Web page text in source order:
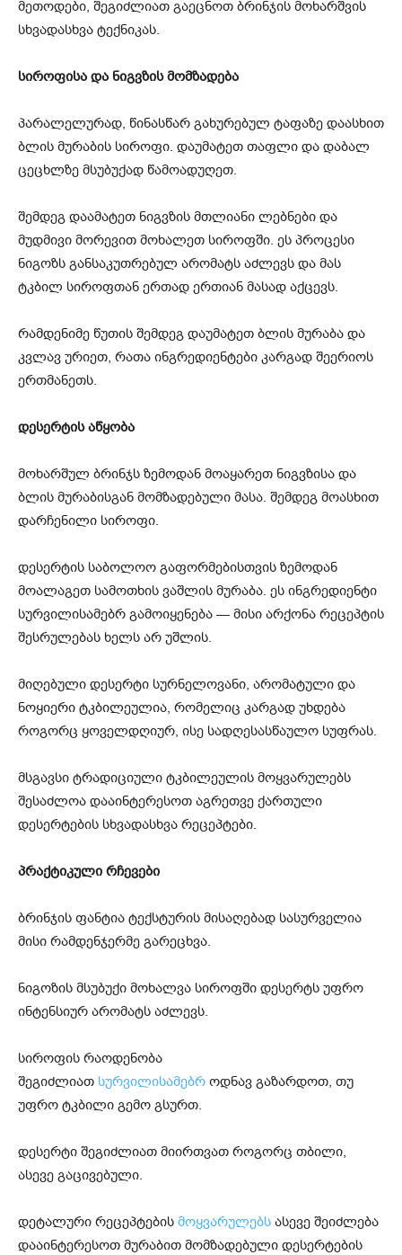
მეთოდები, შეგიძლიათ გაეცნოთ ბრინჯის მოხარშვის
სხვადასხვა ტექნიკას.
სიროფისა და ნიგვზის მომზადება
პარალელურად, წინასწარ გახურებულ ტაფაზე დაასხით
ბლის მურაბის სიროფი. დაუმატეთ თაფლი და დაბალ
ცეცხლზე მსუბუქად წამოადუღეთ.
შემდეგ დაამატეთ ნიგვზის მთლიანი ლებნები და
მუდმივი მორევით მოხალეთ სიროფში. ეს პროცესი
ნიგოზს განსაკუთრებულ არომატს აძლევს და მას
ტკბილ სიროფთან ერთად ერთიან მასად აქცევს.
რამდენიმე წუთის შემდეგ დაუმატეთ ბლის მურაბა და
კვლავ ურიეთ, რათა ინგრედიენტები კარგად შეერიოს
ერთმანეთს.
დესერტის აწყობა
მოხარშულ ბრინჯს ზემოდან მოაყარეთ ნიგვზისა და
ბლის მურაბისგან მომზადებული მასა. შემდეგ მოასხით
დარჩენილი სიროფი.
დესერტის საბოლოო გაფორმებისთვის ზემოდან
მოალაგეთ სამოთხის ვაშლის მურაბა. ეს ინგრედიენტი
სურვილისამებრ გამოიყენება — მისი არქონა რეცეპტის
შესრულებას ხელს არ უშლის.
მიღებული დესერტი სურნელოვანი, არომატული და
ნოყიერი ტკბილეულია, რომელიც კარგად უხდება
როგორც ყოველდღიურ, ისე სადღესასწაულო სუფრას.
მსგავსი ტრადიციული ტკბილეულის მოყვარულებს
შესაძლოა დააინტერესოთ აგრეთვე ქართული
დესერტების სხვადასხვა რეცეპტები.
პრაქტიკული რჩევები
ბრინჯის ფანტია ტექსტურის მისაღებად სასურველია
მისი რამდენჯერმე გარეცხვა.
ნიგოზის მსუბუქი მოხალვა სიროფში დესერტს უფრო
ინტენსიურ არომატს აძლევს.
სიროფის რაოდენობა
შეგიძლიათ სურვილისამებრ ოდნავ გაზარდოთ, თუ
უფრო ტკბილი გემო გსურთ.
დესერტი შეგიძლიათ მიირთვათ როგორც თბილი,
ასევე გაცივებული.
დეტალური რეცეპტების მოყვარულებს ასევე შეიძლება
დააინტერესოთ მურაბით მომზადებული დესერტების